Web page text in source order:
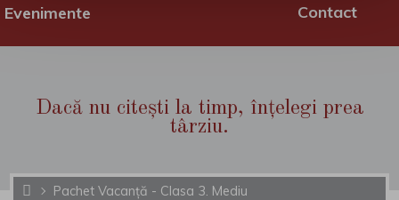
Evenimente Contact
Dacă nu citești la timp, înțelegi prea
târziu.
Pachet Vacanță - Clasa 3. Mediu